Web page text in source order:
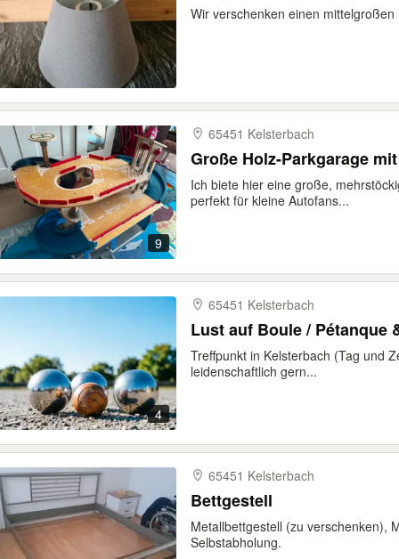
Wir verschenken einen
9
65451 Kelsterbach
Große Holz-Parkgarage
Ich biete hier eine große,
perfekt für kleine Autofans...
4
65451 Kelsterbach
Lust auf Boule / Pétanque
Treffpunkt in Kelsterbach (Tag und
leidenschaftlich gern...
65451 Kelsterbach
Bettgestell
Metallbettgestell (zu verschenken),
Selbstabholung.